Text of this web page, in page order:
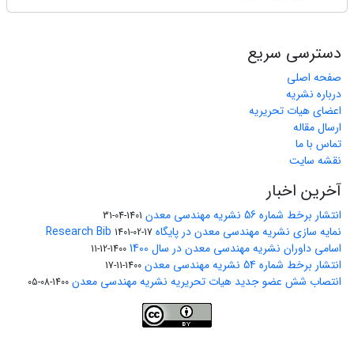
دسترسی سریع
صفحه اصلی
درباره نشریه
اعضای هیات تحریریه
ارسال مقاله
تماس با ما
نقشه سایت
آخرین اخبار
انتشار برخط شماره 56 نشریه مهندسی معدن 1401-04-31
نمایه سازی نشریه مهندسی معدن در پایگاه Research Bib 1401-02-17
اسامی داوران نشریه مهندسی معدن در سال 1400 1400-12-11
انتشار برخط شماره 54 نشریه مهندسی معدن 1400-11-17
انتصاب شش عضو جدید هیات تحریریه نشریه مهندسی معدن 1400-08-05